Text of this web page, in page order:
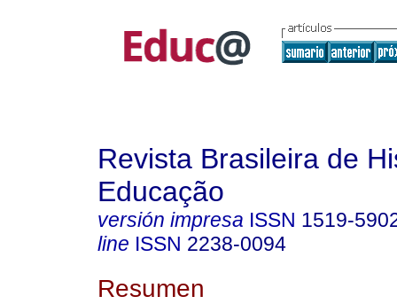
Revista Brasileira de
Educação
versión impresa ISSN 1519-
line ISSN 2238-0094
Resumen